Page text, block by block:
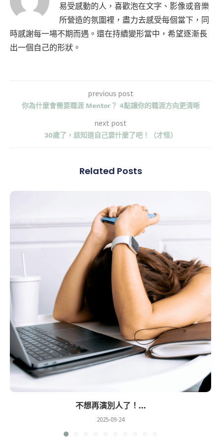
易受感動的人，喜歡泡在文字、影像或音樂
所營造的氛圍裡，盡力去感受每個當下，同
時感謝每一場不期而遇。還在持續變形當中，希望逐漸長
出一個自己的形狀。
previous post
你為什麼會需要職涯 Mentor？ 4點讓你的職涯方向更清晰
next post
30歲了，該知道自己要什麼了吧！（才怪）
Related Posts
不想再演別人了！...
2025-09-24